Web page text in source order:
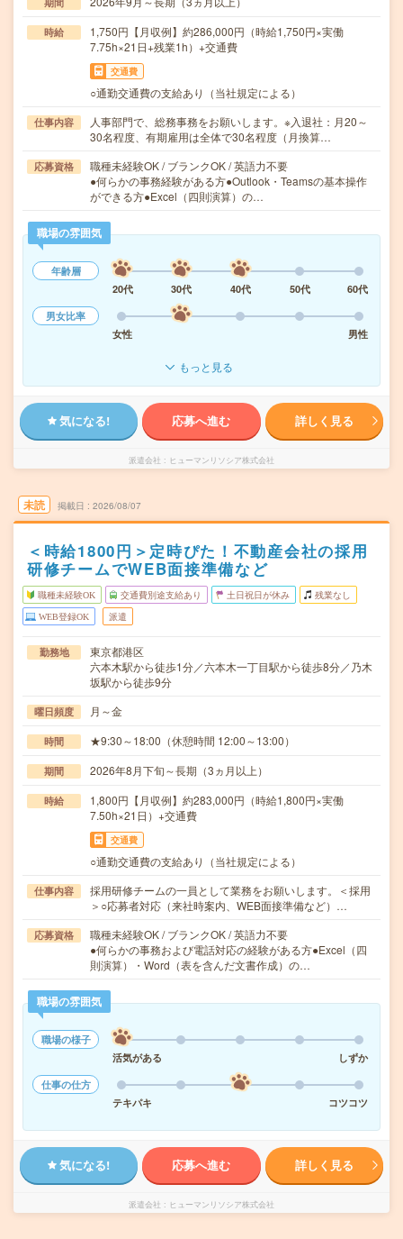
時給
1,750円【月収例】約286,000円（時給1,750円×実働
7.75h×21日+残業1h）+交通費
交通費
○通勤交通費の支給あり（当社規定による）
仕事内容
人事部門で、総務事務をお願いします。※入退社：月20～
30名程度、有期雇用は全体で30名程度（月換算…
応募資格
職種未経験OK / ブランクOK / 英語力不要
●何らかの事務経験がある方●Outlook・Teamsの基本操作
ができる方●Excel（四則演算）の…
職場の雰囲気
年齢層
20代
30代 40代 50代
60代
男女比率
女性
男性
もっと見る
気になる! 応募へ進む 詳しく見る
派遣会社 ヒューマンリソシア株式会社
未読 掲載日 2026/08/07
＜時給1800円＞定時ぴた！不動産会社の採用
研修チームでWEB面接準備など
職種未経験OK 交通費別途支給あり 土日祝日が休み 残業なし
WEB登録OK 派遣
勤務地
東京都港区
六本木駅から徒歩1分／六本木一丁目駅から徒歩8分／乃木
坂駅から徒歩9分
曜日頻度 月～金
時間 ★9:30～18:00（休憩時間 12:00～13:00）
期間 2026年8月下旬～長期（3ヵ月以上）
時給
1,800円【月収例】約283,000円（時給1,800円×実働
7.50h×21日）+交通費
交通費
○通勤交通費の支給あり（当社規定による）
仕事内容
採用研修チームの一員として業務をお願いします。＜採用
＞○応募者対応（来社時案内、WEB面接準備など）…
応募資格
職種未経験OK / ブランクOK / 英語力不要
●何らかの事務および電話対応の経験がある方●Excel（四
則演算）・Word（表を含んだ文書作成）の…
職場の雰囲気
職場の様子
活気がある
しずか
仕事の仕方
テキパキ
コツコツ
気になる! 応募へ進む 詳しく見る
派遣会社 ヒューマンリソシア株式会社